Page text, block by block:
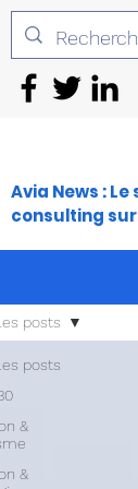
Avia News :
consulting
posts
&
&
posts